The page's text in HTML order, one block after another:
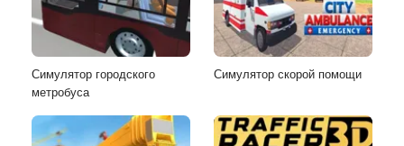
Симулятор городского
метробуса
Симулятор скорой помощи